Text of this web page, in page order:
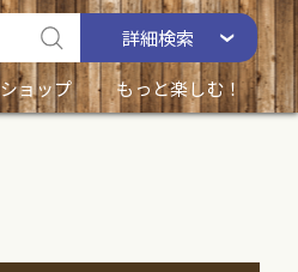
詳細検索
ショップ もっと楽しむ！